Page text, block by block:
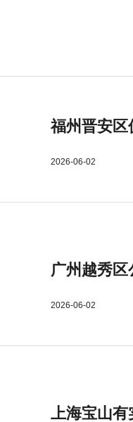
福州晋安区
2026-06-02
广州越秀
2026-06-02
上海宝山有